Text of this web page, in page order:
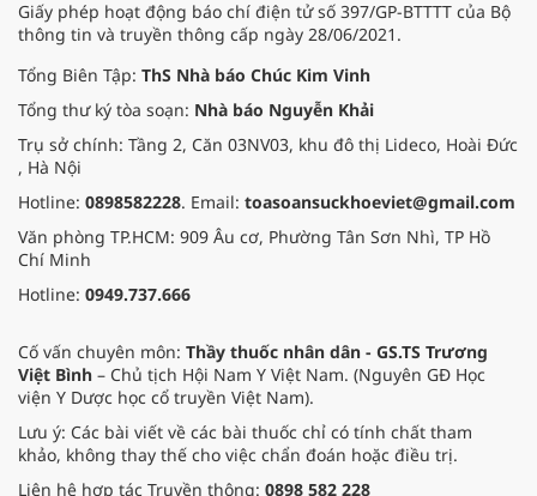
Giấy phép hoạt động báo chí điện tử số 397/GP-BTTTT của Bộ
thông tin và truyền thông cấp ngày 28/06/2021.
Tổng Biên Tập: ThS Nhà báo Chúc Kim Vinh
Tổng thư ký tòa soạn: Nhà báo Nguyễn Khải
Trụ sở chính: Tầng 2, Căn 03NV03, khu đô thị Lideco, Hoài Đức
, Hà Nội
Hotline: 0898582228. Email: toasoansuckhoeviet@gmail.com
Văn phòng TP.HCM: 909 Âu cơ, Phường Tân Sơn Nhì, TP Hồ
Chí Minh
Hotline: 0949.737.666
Cố vấn chuyên môn: Thầy thuốc nhân dân - GS.TS Trương
Việt Bình – Chủ tịch Hội Nam Y Việt Nam. (Nguyên GĐ Học
viện Y Dược học cổ truyền Việt Nam).
Lưu ý: Các bài viết về các bài thuốc chỉ có tính chất tham
khảo, không thay thế cho việc chẩn đoán hoặc điều trị.
Liên hệ hợp tác Truyền thông: 0898 582 228